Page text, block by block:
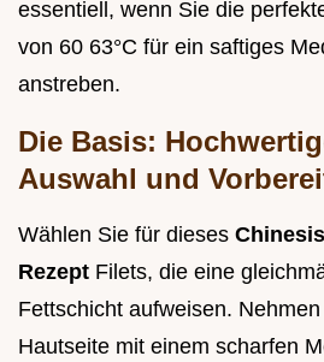
essentiell, wenn Sie die
von 60 63°C für ein saftiges
anstreben.
Die Basis:
Auswahl und
Wählen Sie für dieses
Rezept Filets, die eine
Fettschicht aufweisen.
Hautseite mit einem scharfen